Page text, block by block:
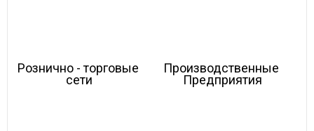
Рознично - торговые
сети
Производственные
Предприятия